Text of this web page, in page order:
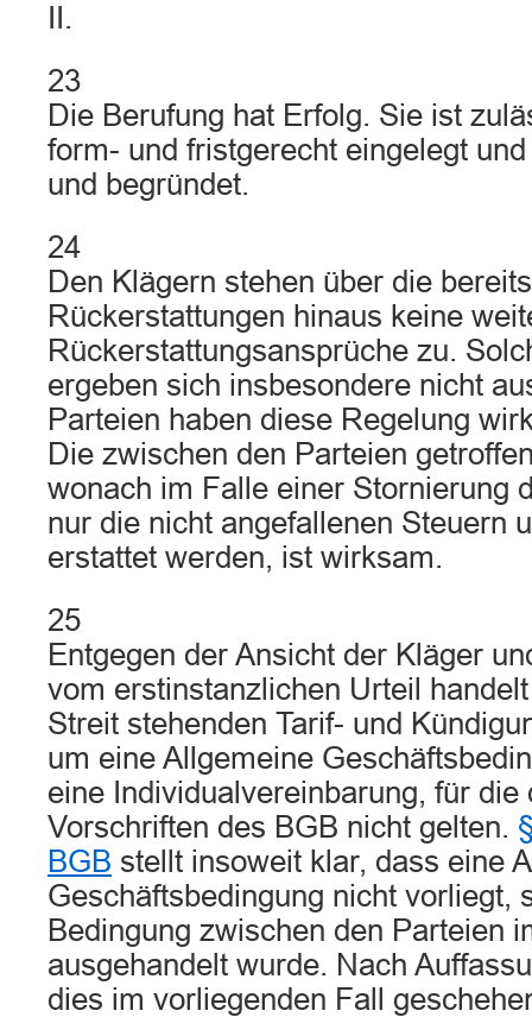
II.
23
Die Berufung hat Erfolg. Sie ist
form- und fristgerecht eingelegt
und begründet.
24
Den Klägern stehen über die
Rückerstattungen hinaus keine
Rückerstattungsansprüche zu.
ergeben sich insbesondere nicht
Parteien haben diese Regelung
Die zwischen den Parteien
wonach im Falle einer Stornierung
nur die nicht angefallenen Steuern
erstattet werden, ist wirksam.
25
Entgegen der Ansicht der Kläger
vom erstinstanzlichen Urteil
Streit stehenden Tarif- und
um eine Allgemeine
eine Individualvereinbarung, für die
Vorschriften des BGB nicht gelten.
BGB stellt insoweit klar, dass eine
Geschäftsbedingung nicht vorliegt,
Bedingung zwischen den Parteien
ausgehandelt wurde. Nach
dies im vorliegenden Fall